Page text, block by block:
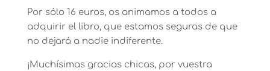
Por sólo 16 euros, os animamos a todos a
adquirir el libro, que estamos seguras de que
no dejará a nadie indiferente.
¡Muchísimas gracias chicas, por vuestra